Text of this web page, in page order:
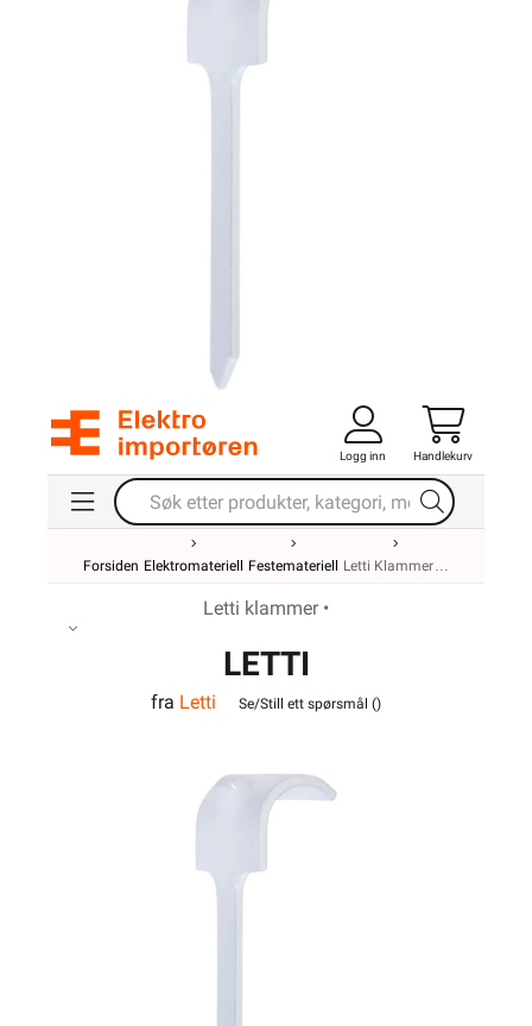
Logg inn Handlekurv
Forsiden Elektromateriell Festemateriell Letti Klammer
Letti klammer •
LETTI
MAGASINKLAMMER 8-R-
25 PH MK PR3X1,5
fra Letti Se/Still ett spørsmål ()